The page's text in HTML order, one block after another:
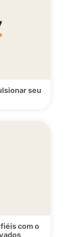
acessados
de 2026